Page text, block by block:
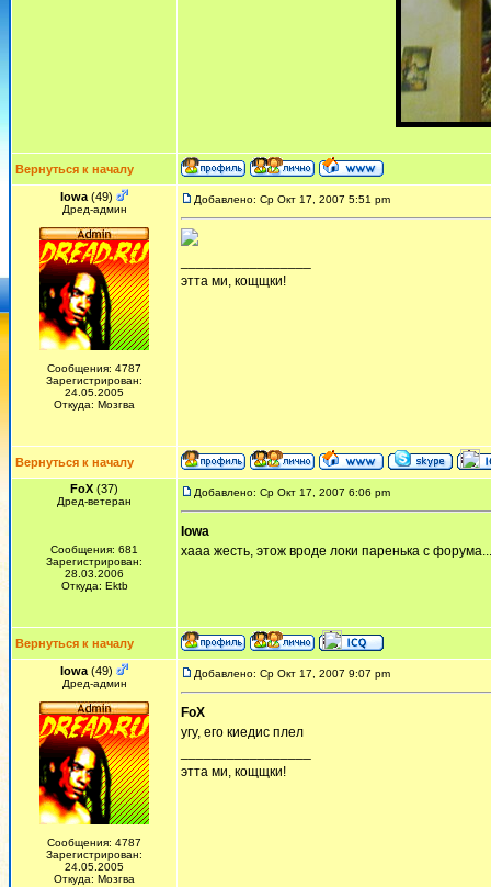
Вернуться к началу
Iowa (49)
Дред-админ
Сообщения: 4787
Зарегистрирован:
24.05.2005
Откуда: Мозгва
Добавлено: Ср Окт 17, 2007 5:51 pm
этта ми, кощщки!
Вернуться к началу
FoX (37)
Дред-ветеран
Сообщения: 681
Зарегистрирован:
28.03.2006
Откуда: Ektb
Добавлено: Ср Окт 17, 2007 6:06 pm
Iowa
хааа жесть, этож вроде локи паренька с форума...
Вернуться к началу
Iowa (49)
Дред-админ
Сообщения: 4787
Зарегистрирован:
24.05.2005
Откуда: Мозгва
Добавлено: Ср Окт 17, 2007 9:07 pm
FoX
угу, его киедис плел
этта ми, кощщки!